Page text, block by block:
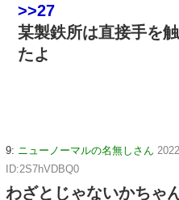
>>27
某製鉄所は直接手を
たよ
9: ニューノーマルの名無しさん
ID:2S7hVDBQ0
わざとじゃないかちゃ